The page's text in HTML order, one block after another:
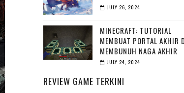
JULY 26, 2024
MINECRAFT: TUTORIAL
MEMBUAT PORTAL AKHIR
MEMBUNUH NAGA AKHIR
JULY 24, 2024
REVIEW GAME TERKINI